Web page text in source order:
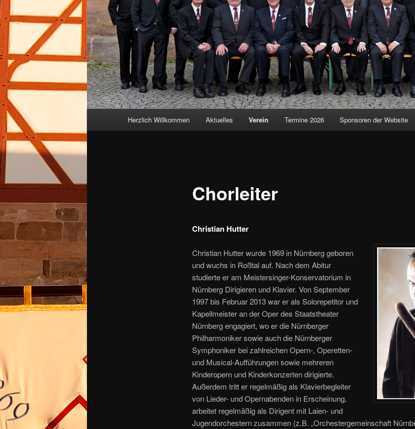
Herzlich Willkommen Aktuelles Verein Termine 2026 Sponsoren der Website
Chorleiter
Christian Hutter
Christian Hutter wurde 1969 in Nürnberg geboren
und wuchs in Roßtal auf. Nach dem Abitur
studierte er am Meistersinger-Konservatorium in
Nürnberg Dirigieren und Klavier. Von September
1997 bis Februar 2013 war er als Solorepetitor und
Kapellmeister an der Oper des Staatstheater
Nürnberg engagiert, wo er die Nürnberger
Philharmoniker sowie auch die Nürnberger
Symphoniker bei zahlreichen Opern-, Operetten-
und Musical-Aufführungen sowie mehreren
Kinderopern und Kinderkonzerten dirigierte.
Außerdem tritt er regelmäßig als Klavierbegleiter
von Lieder- und Opernabenden in Erscheinung,
arbeitet regelmäßig als Dirigent mit Laien- und
Jugendorchestern zusammen (z.B. „Orchestergemeinschaft